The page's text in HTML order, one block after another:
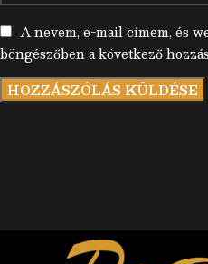
A nevem, e-mail címem, és
böngészőben a következő